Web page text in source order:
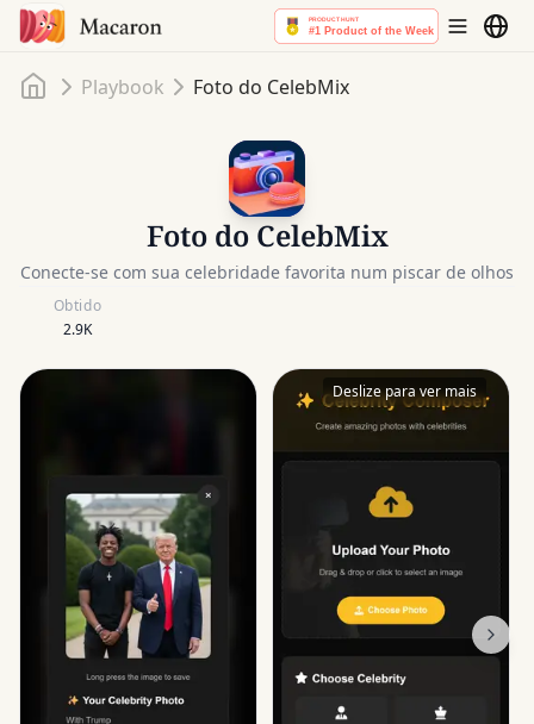
InícioPlaybook Foto do CelebMix
Foto do CelebMix
Conecte-se com sua celebridade favorita num piscar de olhos
Obtido
2.9K
Deslize para ver mais